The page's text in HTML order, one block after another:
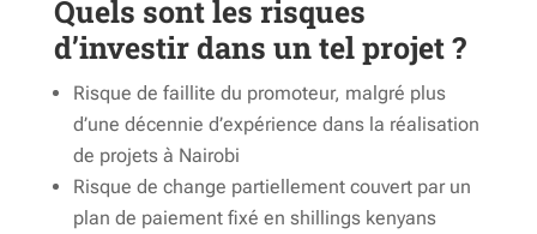
Quels sont les risques
d’investir dans un tel projet ?
Risque de faillite du promoteur, malgré plus
d’une décennie d’expérience dans la réalisation
de projets à Nairobi
Risque de change partiellement couvert par un
plan de paiement fixé en shillings kenyans